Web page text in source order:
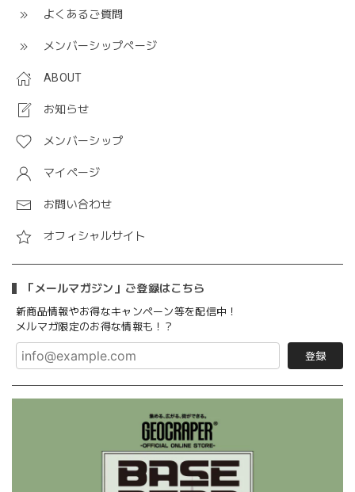
よくあるご質問
メンバーシップページ
ABOUT
お知らせ
メンバーシップ
マイページ
お問い合わせ
オフィシャルサイト
「メールマガジン」ご登録はこちら
新商品情報やお得なキャンペーン等を配信中！
メルマガ限定のお得な情報も！？
登録